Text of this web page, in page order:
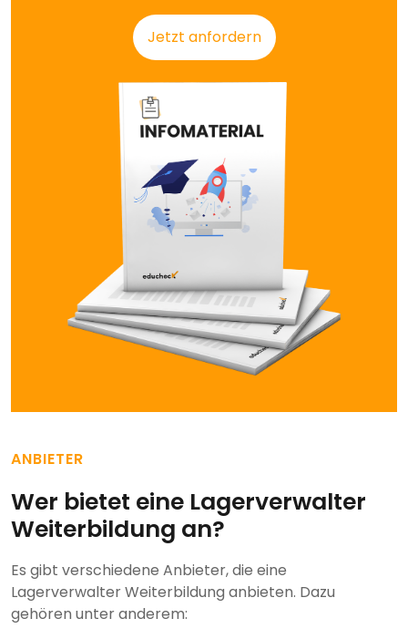
Jetzt anfordern
ANBIETER
Wer bietet eine Lagerverwalter
Weiterbildung an?
Es gibt verschiedene Anbieter, die eine
Lagerverwalter Weiterbildung anbieten. Dazu
gehören unter anderem: